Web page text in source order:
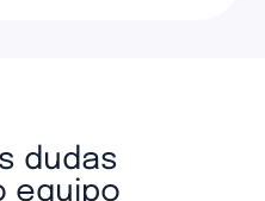
dudas
equipo